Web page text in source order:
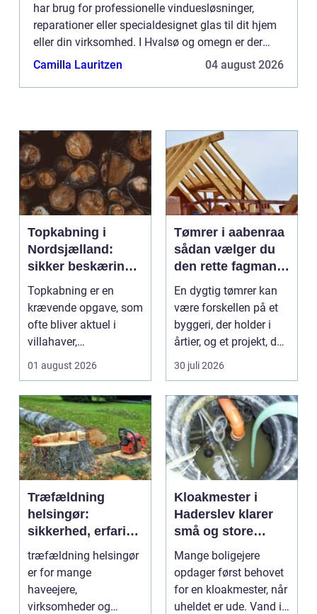
har brug for professionelle vinduesløsninger,
reparationer eller specialdesignet glas til dit hjem
eller din virksomhed. I Hvalsø og omegn er der
heldigvis hjælp at hente f...
Camilla Lauritzen 04 august 2026
Topkabning i
Nordsjælland:
sikker beskæring
af store træer
Topkabning er en
krævende opgave, som
ofte bliver aktuel i
villahaver,
sommerhusområder ...
01 august 2026
Tømrer i aabenraa
sådan vælger du
den rette fagmand
til dit projekt
En dygtig tømrer kan
være forskellen på et
byggeri, der holder i
årtier, og et projekt, der
hurtigt ...
30 juli 2026
Træfældning
helsingør:
sikkerhed, erfaring
og gode løsninger
i nordsjælland
træfældning helsingør
er for mange
haveejere,
virksomheder og
Kloakmester i
Haderslev klarer
små og store
akutte opgaver
Mange boligejere
opdager først behovet
for en kloakmester, når
uheldet er ude. Vand i